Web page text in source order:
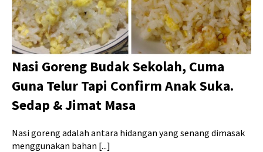
Nasi Goreng Budak Sekolah, Cuma
Guna Telur Tapi Confirm Anak Suka.
Sedap & Jimat Masa
Nasi goreng adalah antara hidangan yang senang dimasak
menggunakan bahan [...]